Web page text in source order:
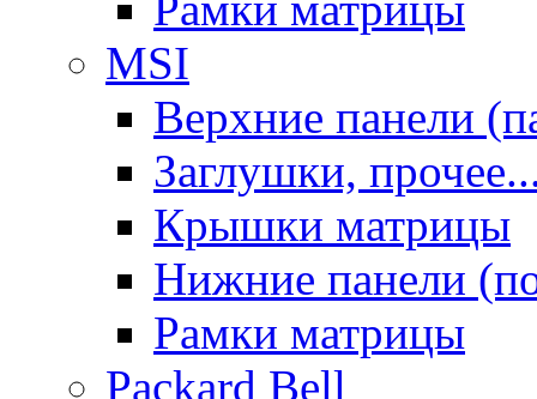
MSI
Верхние панели
Заглушки,
Крышки матрицы
Нижние панели
Рамки матрицы
Packard Bell